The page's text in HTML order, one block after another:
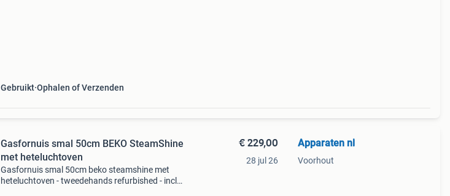
Gebruikt Ophalen of Verzenden
Gasfornuis smal 50cm BEKO SteamShine
met heteluchtoven
Gasfornuis smal 50cm beko steamshine met
heteluchtoven - tweedehands refurbished - incl
€ 229,00
28 jul 26
Apparaten nl
Voorhout